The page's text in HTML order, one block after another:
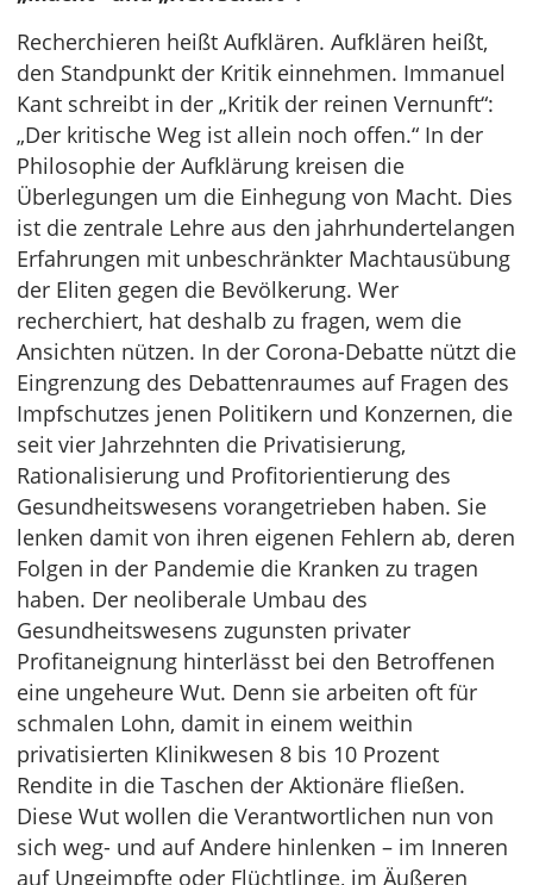
Recherchieren heißt Aufklären. Aufklären heißt,
den Standpunkt der Kritik einnehmen. Immanuel
Kant schreibt in der „Kritik der reinen Vernunft“:
„Der kritische Weg ist allein noch offen.“ In der
Philosophie der Aufklärung kreisen die
Überlegungen um die Einhegung von Macht. Dies
ist die zentrale Lehre aus den jahrhundertelangen
Erfahrungen mit unbeschränkter Machtausübung
der Eliten gegen die Bevölkerung. Wer
recherchiert, hat deshalb zu fragen, wem die
Ansichten nützen. In der Corona-Debatte nützt die
Eingrenzung des Debattenraumes auf Fragen des
Impfschutzes jenen Politikern und Konzernen, die
seit vier Jahrzehnten die Privatisierung,
Rationalisierung und Profitorientierung des
Gesundheitswesens vorangetrieben haben. Sie
lenken damit von ihren eigenen Fehlern ab, deren
Folgen in der Pandemie die Kranken zu tragen
haben. Der neoliberale Umbau des
Gesundheitswesens zugunsten privater
Profitaneignung hinterlässt bei den Betroffenen
eine ungeheure Wut. Denn sie arbeiten oft für
schmalen Lohn, damit in einem weithin
privatisierten Klinikwesen 8 bis 10 Prozent
Rendite in die Taschen der Aktionäre fließen.
Diese Wut wollen die Verantwortlichen nun von
sich weg- und auf Andere hinlenken – im Inneren
auf Ungeimpfte oder Flüchtlinge, im Äußeren